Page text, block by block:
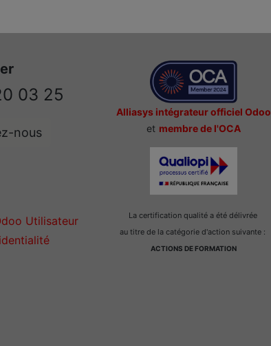
03 25
nous
Utilisateur
Alliasys intégrateur officiel Odoo
et membre de l'OCA
La certification qualité a été délivrée
au titre de la catégorie d'action suivante :
ACTIONS DE FORMATION